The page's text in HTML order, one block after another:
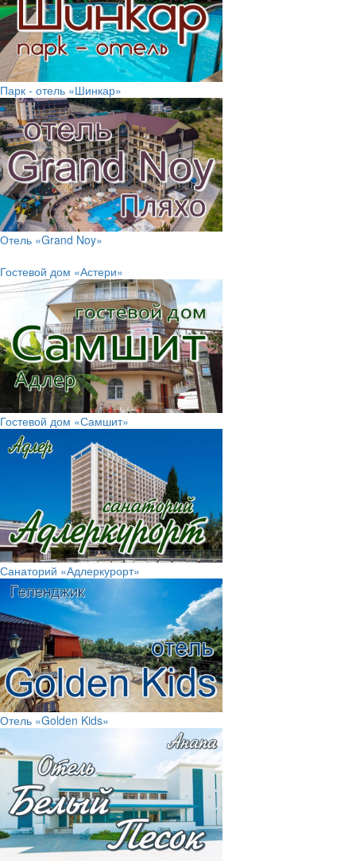
Парк - отель «Шинкар»
Отель «Grand Noy»
Гостевой дом «Астери»
Гостевой дом «Самшит»
Санаторий «Адлеркурорт»
Отель «Golden Kids»